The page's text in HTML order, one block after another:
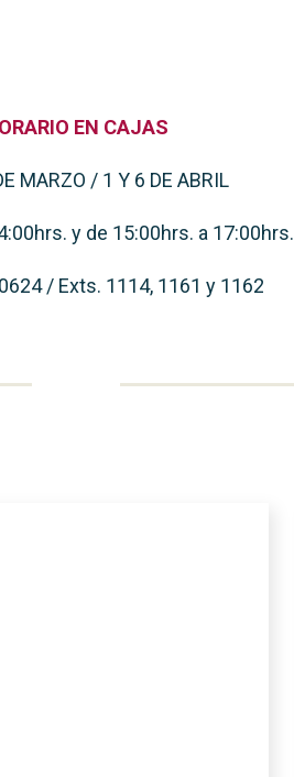
EN CAJAS
MARZO / 1 Y 6 DE ABRIL
y de 15:00hrs. a 17:00hrs.
/ Exts. 1114, 1161 y 1162